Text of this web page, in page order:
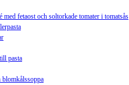
fetaost och soltorkade tomater i tomatsås
pasta
blomkålssoppa